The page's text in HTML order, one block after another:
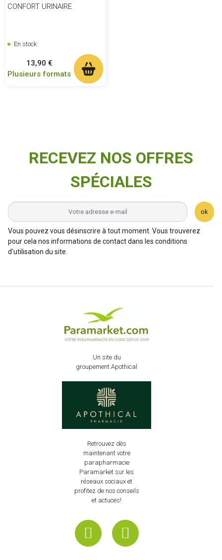
CONFORT URINAIRE
En stock
Prix
13,90 €
Plusieurs formats
RECEVEZ NOS OFFRES
SPÉCIALES
ok
Vous pouvez vous désinscrire à tout moment. Vous trouverez
pour cela nos informations de contact dans les conditions
d'utilisation du site.
Un site du
groupement Apothical
Retrouvez dès
maintenant votre
parapharmacie
Paramarket sur les
réseaux sociaux et
profitez de nos conseils
et actuces!